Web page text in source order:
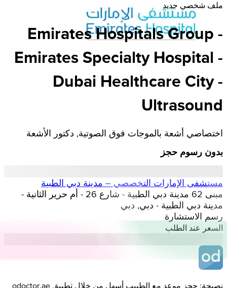
ملف شخصي جديد
EmiratesHospitalsGroup -
Emirates Specialty Hospital -
Dubai Healthcare City -
Ultrasound
اختصاصي أشعة بالموجات فوق الصوتية, دكتور الأشعة
بدون رسوم حجز
مستشفى الإمارات التخصصي – مدينة دبي الطبية
مبنى 62 مدينة دبي الطبية - شارع 26 - أم حرير الثانية -
مدينة دبي الطبية - دبي, دبي
رسم الاستشارة
السعر عند الطلب
نصيحة: حجز موعد مع الطبيب أسهل من خلال تطبيق odoctor.ae